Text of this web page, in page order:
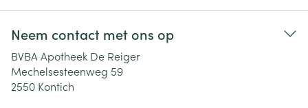
Neem contact met ons op
BVBA Apotheek De Reiger
Mechelsesteenweg 59
2550 Kontich